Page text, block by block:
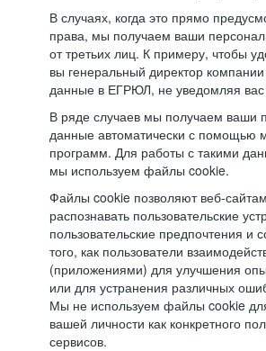
В случаях, когда это прямо
права, мы получаем ваши
от третьих лиц. К примеру, чтобы
вы генеральный директор
данные в ЕГРЮЛ, не уведомляя вас
В ряде случаев мы получаем ваши
данные автоматически с помощью
программ. Для работы с такими
мы используем файлы cookie.
Файлы cookie позволяют веб-
распознавать пользовательские
пользовательские предпочтения и
того, как пользователи
(приложениями) для улучшения
или для устранения различных
Мы не используем файлы cookie
вашей личности как конкретного
сервисов.